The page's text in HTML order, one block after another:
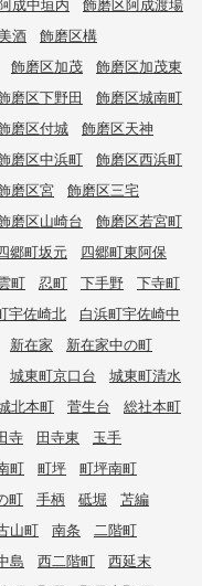
成中垣内
飾磨区阿成渡場
酒
飾磨区構
飾磨区加茂
飾磨区加茂東
磨区下野田
飾磨区城南町
磨区付城
飾磨区天神
磨区中浜町
飾磨区西浜町
磨区宮
飾磨区三宅
磨区山崎台
飾磨区若宮町
郷町坂元
四郷町東阿保
町 忍町 下手野
下寺町
宇佐崎北
白浜町宇佐崎中
新在家
新在家中の町
城東町京口台
城東町清水
北本町 菅生台
総社本町
寺 田寺東
玉手
町 町坪
町坪南町
町 手柄 砥堀
苫編
山町 南条
二階町
島 西二階町
西延末